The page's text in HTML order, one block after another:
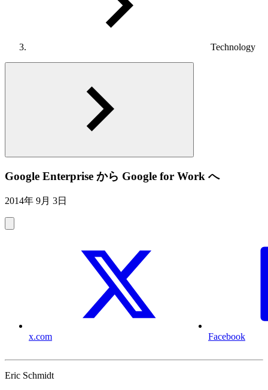
Technology
Google Enterprise から Google for Work へ
2014年 9月 3日
x.com Facebook
Eric Schmidt